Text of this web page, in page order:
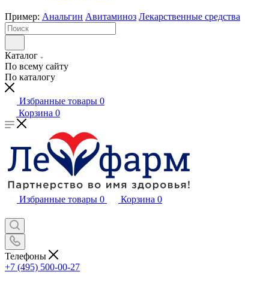
Пример: Анальгин Авитаминоз Лекарственные средства
Каталог
По всему сайту
По каталогу
Избранные товары 0
Корзина 0
Избранные товары 0 Корзина 0
Телефоны
+7 (495) 500-00-27